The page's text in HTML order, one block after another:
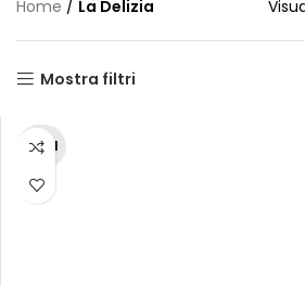
Home / La Delizia
Mostra filtri
70 cl